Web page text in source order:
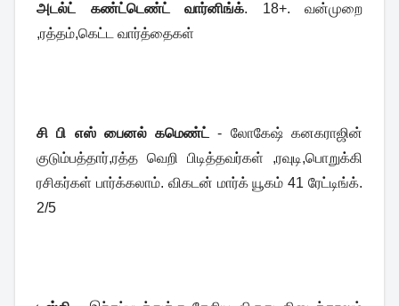
அடல்ட் கண்ட்டெண்ட் வார்னிங்க். 18+. வன்முறை
,ரத்தம்,கெட்ட வார்த்தைகள்
சி பி எஸ் பைனல் கமெண்ட்
- லோகேஷ் கனகராஜின்
குடும்பத்தார்,ரத்த வெறி பிடித்தவர்கள் ,ரவுடி,பொறுக்கி
ரசிகர்கள் பார்க்கலாம். விகடன் மார்க் யூகம் 41 ரேட்டிங்க்.
2/5